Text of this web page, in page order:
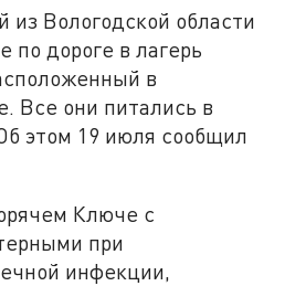
Вологодской области
по дороге в лагерь
в
Все они питались в
этом 19 июля сообщил
Ключе с
при
инфекции,